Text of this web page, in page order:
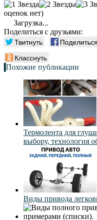
оценок нет)
Загрузка...
Поделиться с друзьями:
Твитнуть Поделиться
Класснуть
Похожие публикации
Термолента для
выбору, технология
Виды привода